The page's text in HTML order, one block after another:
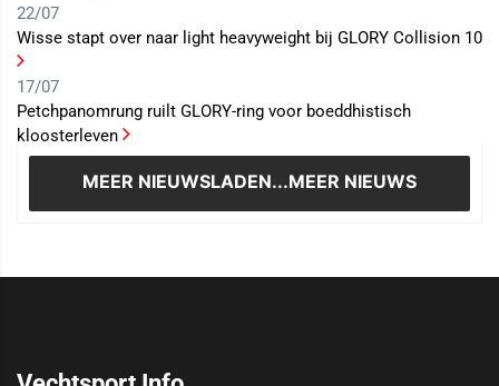
22/07
Wisse stapt over naar light heavyweight bij GLORY Collision 10
17/07
Petchpanomrung ruilt GLORY-ring voor boeddhistisch
kloosterleven
MEER NIEUWSLADEN...MEER NIEUWS